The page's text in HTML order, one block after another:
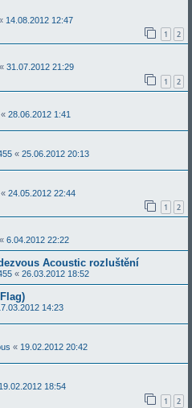
14.08.2012 12:47
1 2
« 31.07.2012 21:29
1 2
« 28.06.2012 1:41
« 25.06.2012 20:13
« 24.05.2012 22:44
1 2
« 6.04.2012 22:22
Acoustic rozluštění
« 26.03.2012 18:52
14:23
« 19.02.2012 20:42
18:54
1 2